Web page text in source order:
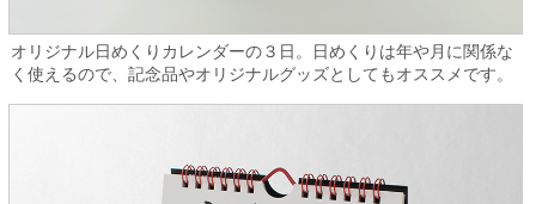
オリジナル日めくりカレンダーの３日。日めくりは年や月に関係な
く使えるので、記念品やオリジナルグッズとしてもオススメです。